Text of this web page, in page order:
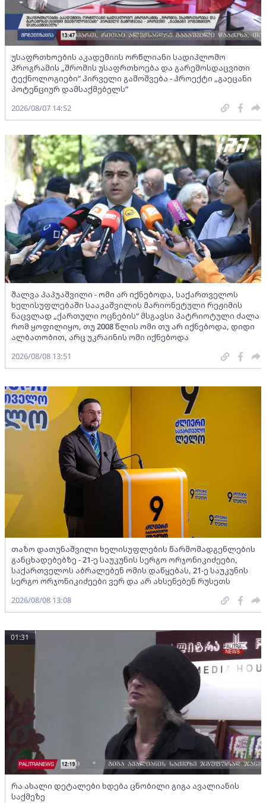
უსაფრთხოების აკადემიის ორწლიანი სადიპლომო
პროგრამის „შრომის უსაფრთხოება და გარემოსდაცვითი
ტექნოლოგიები“ პირველი გამოშვება - პროექტი „გაეცანი
პოტენციურ დამსაქმებელს“
2026/08/07 14:52
შალვა პაპუაშვილი - ომი არ იქნებოდა, საქართველოს
ხელისუფლებაში სააკაშვილის მარიონეტული რეჟიმის
ნაცვლად „ქართული ოცნების“ მსგავსი პატრიოტული ძალა
რომ ყოფილიყო, თუ 2008 წლის ომი თუ არ იქნებოდა, დიდი
ალბათობით, არც უკრაინის ომი იქნებოდა
2026/08/08 13:51
თაზო დათუნაშვილი ხელისუფლების წარმომადგენლების
განცხადებებზე - 21-ე საუკუნის სერგო ორჯონიკიძეები,
საქართველოს აბრალებენ ომის დაწყებას, 21-ე საუკუნის
სერგო ორჯონიკიძეები ვერ და არ ახსენებენ რუსეთს
2026/08/08 13:08
რა ახალი დეტალები ხდება ცნობილი გიგა ავალიანის
საქმეზე
01:31